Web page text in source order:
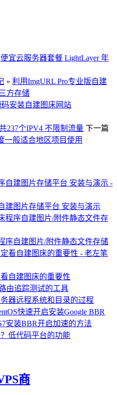
宜云服务器套餐 LightLayer 年
» 利用ImgURL Pro专业版自建
方存储
码安装自建图床网站
237个IPV4 不限制流量 下一篇
一般适合地区项目使用
建图片存储平台 安装与演示
序自建图片/附件静态文件存储
自建图床的重要性
由追踪测试的工具
器远程系统和目录的过程
快速开启安装Google BBR
安装BBR开启加速的方法
低代码平台的功能
商